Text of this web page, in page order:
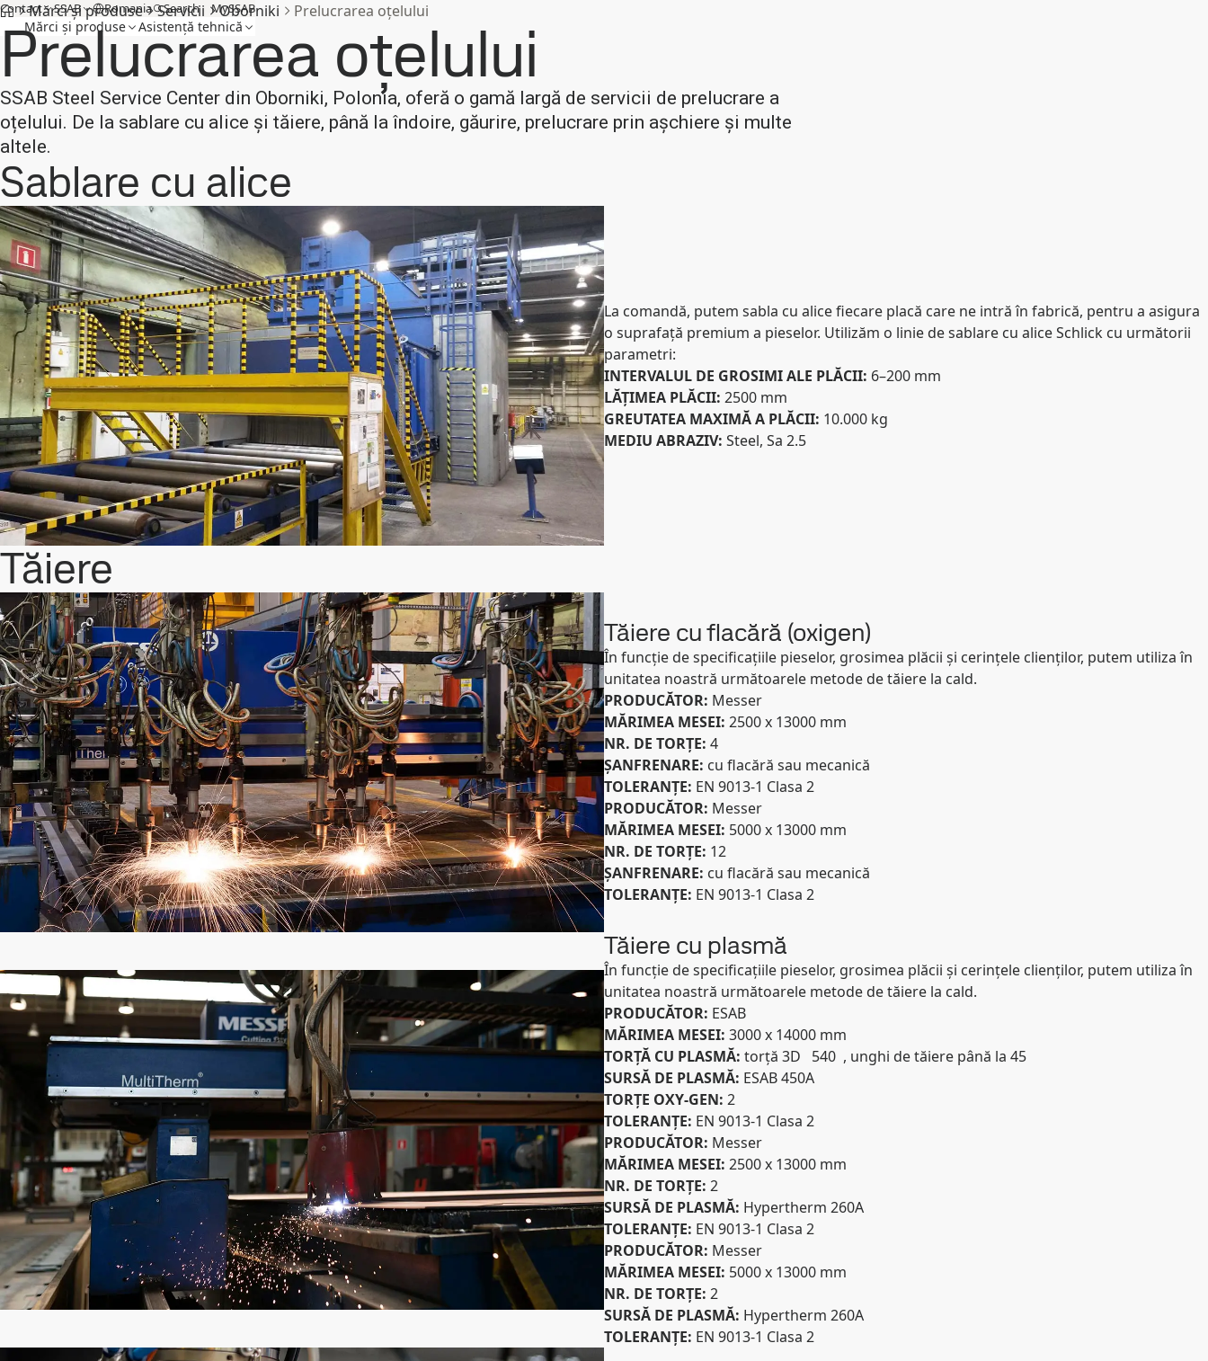
Contact SSAB Romania Search MySSAB
Mărci și produse Asistenţă tehnică
Mărci și produse Servicii Oborniki Prelucrarea oțelului
Prelucrarea oțelului
SSAB Steel Service Center din Oborniki, Polonia, oferă o gamă largă de servicii de prelucrare a
oțelului. De la sablare cu alice și tăiere, până la îndoire, găurire, prelucrare prin așchiere și multe
altele.
Sablare cu alice
La comandă, putem sabla cu alice fiecare placă care ne intră în fabrică, pentru a asigura
o suprafață premium a pieselor. Utilizăm o linie de sablare cu alice Schlick cu următorii
parametri:
INTERVALUL DE GROSIMI ALE PLĂCII: 6–200 mm
LĂȚIMEA PLĂCII: 2500 mm
GREUTATEA MAXIMĂ A PLĂCII: 10.000 kg
MEDIU ABRAZIV: Steel, Sa 2.5
Tăiere
Tăiere cu flacără (oxigen)
În funcție de specificațiile pieselor, grosimea plăcii și cerințele clienților, putem utiliza în
unitatea noastră următoarele metode de tăiere la cald.
PRODUCĂTOR: Messer
MĂRIMEA MESEI: 2500 x 13000 mm
NR. DE TORȚE: 4
ȘANFRENARE: cu flacără sau mecanică
TOLERANȚE: EN 9013-1 Clasa 2
PRODUCĂTOR: Messer
MĂRIMEA MESEI: 5000 x 13000 mm
NR. DE TORȚE: 12
ȘANFRENARE: cu flacără sau mecanică
TOLERANȚE: EN 9013-1 Clasa 2
Tăiere cu plasmă
În funcție de specificațiile pieselor, grosimea plăcii și cerințele clienților, putem utiliza în
unitatea noastră următoarele metode de tăiere la cald.
PRODUCĂTOR: ESAB
MĂRIMEA MESEI: 3000 x 14000 mm
TORȚĂ CU PLASMĂ: torță 3D 540 , unghi de tăiere până la 45
SURSĂ DE PLASMĂ: ESAB 450A
TORȚE OXY-GEN: 2
TOLERANȚE: EN 9013-1 Clasa 2
PRODUCĂTOR: Messer
MĂRIMEA MESEI: 2500 x 13000 mm
NR. DE TORȚE: 2
SURSĂ DE PLASMĂ: Hypertherm 260A
TOLERANȚE: EN 9013-1 Clasa 2
PRODUCĂTOR: Messer
MĂRIMEA MESEI: 5000 x 13000 mm
NR. DE TORȚE: 2
SURSĂ DE PLASMĂ: Hypertherm 260A
TOLERANȚE: EN 9013-1 Clasa 2